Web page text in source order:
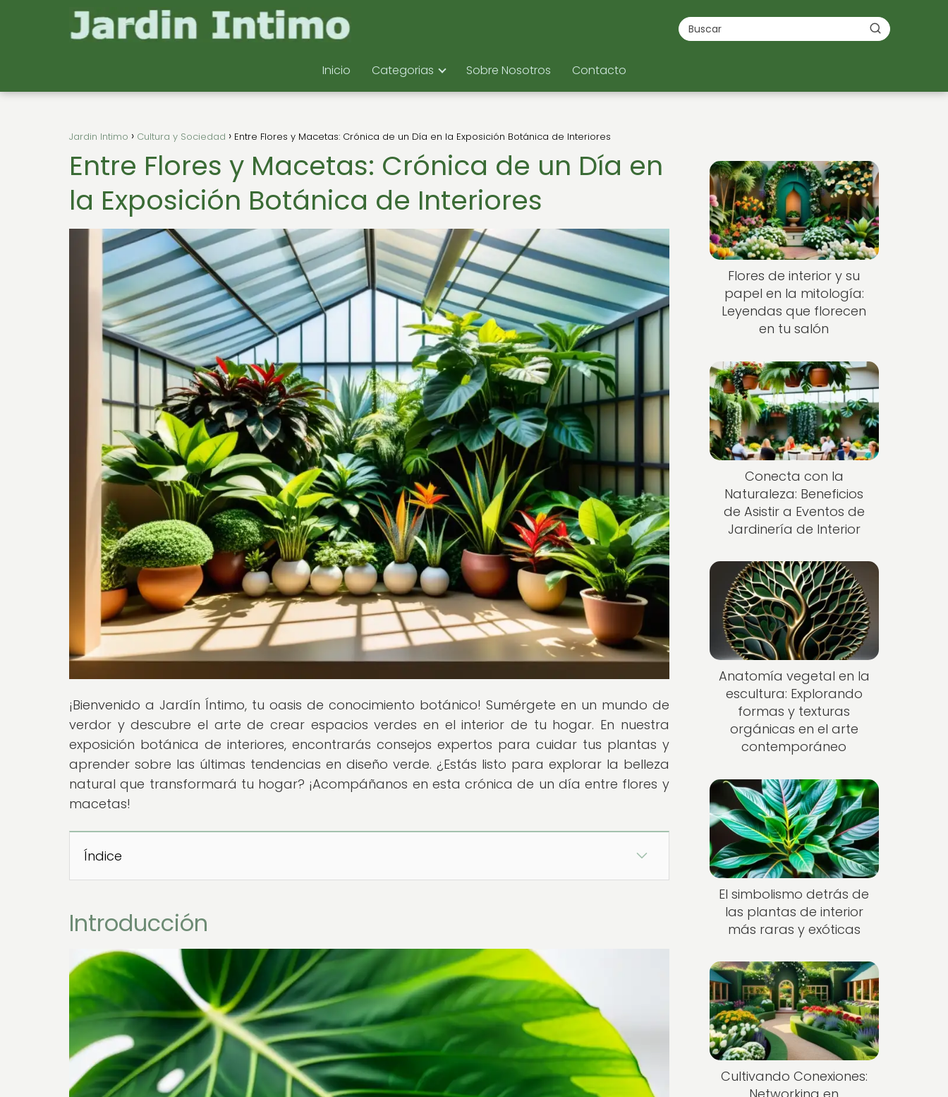
Inicio Categorias Sobre Nosotros Contacto
Jardin Intimo Cultura y Sociedad Entre Flores y Macetas: Crónica de un Día en la Exposición Botánica de Interiores
Entre Flores y Macetas: Crónica de un Día en
la Exposición Botánica de Interiores
¡Bienvenido a Jardín Íntimo, tu oasis de conocimiento botánico! Sumérgete en un mundo de
verdor y descubre el arte de crear espacios verdes en el interior de tu hogar. En nuestra
exposición botánica de interiores, encontrarás consejos expertos para cuidar tus plantas y
aprender sobre las últimas tendencias en diseño verde. ¿Estás listo para explorar la belleza
natural que transformará tu hogar? ¡Acompáñanos en esta crónica de un día entre flores y
macetas!
Índice
Introducción
Flores de interior y su
papel en la mitología:
Leyendas que florecen
en tu salón
Conecta con la
Naturaleza: Beneficios
de Asistir a Eventos de
Jardinería de Interior
Anatomía vegetal en la
escultura: Explorando
formas y texturas
orgánicas en el arte
contemporáneo
El simbolismo detrás de
las plantas de interior
más raras y exóticas
Cultivando Conexiones: